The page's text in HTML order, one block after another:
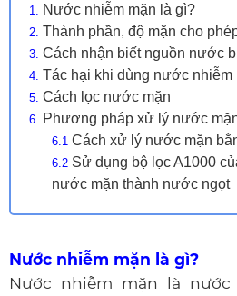
Nước nhiễm mặn là gì?
Thành phần, độ mặn cho
Cách nhận biết nguồn nước
Tác hại khi dùng nước nhiễm
Cách lọc nước mặn
Phương pháp xử lý nước
Cách xử lý nước mặn
Sử dụng bộ lọc A1000
nước mặn thành nước ngọt
Nước nhiễm mặn là gì?
Nước nhiễm mặn là